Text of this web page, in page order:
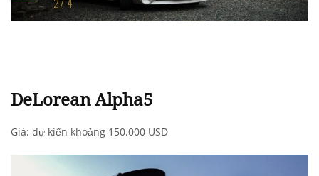
DeLorean Alpha5
Giá: dự kiến khoảng 150.000 USD